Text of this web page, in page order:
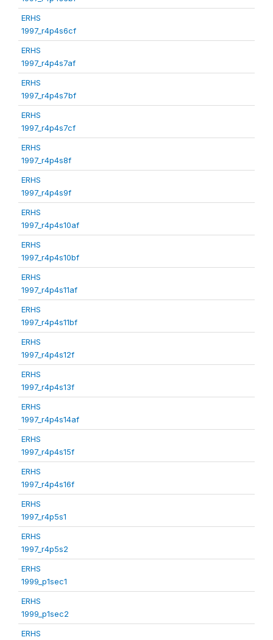
ERHS
1997_r4p4s6cf
ERHS
1997_r4p4s7af
ERHS
1997_r4p4s7bf
ERHS
1997_r4p4s7cf
ERHS
1997_r4p4s8f
ERHS
1997_r4p4s9f
ERHS
1997_r4p4s10af
ERHS
1997_r4p4s10bf
ERHS
1997_r4p4s11af
ERHS
1997_r4p4s11bf
ERHS
1997_r4p4s12f
ERHS
1997_r4p4s13f
ERHS
1997_r4p4s14af
ERHS
1997_r4p4s15f
ERHS
1997_r4p4s16f
ERHS
1997_r4p5s1
ERHS
1997_r4p5s2
ERHS
1999_p1sec1
ERHS
1999_p1sec2
ERHS